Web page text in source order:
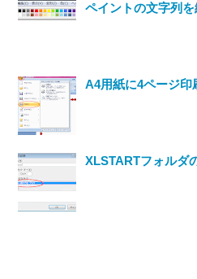
ペイントの文字列
A4用紙に4ページ印
XLSTARTフォルダ